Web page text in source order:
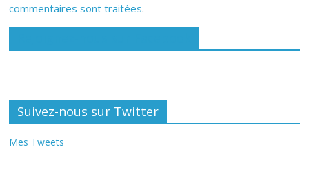
commentaires sont traitées.
Suivez-nous sur Twitter
Mes Tweets